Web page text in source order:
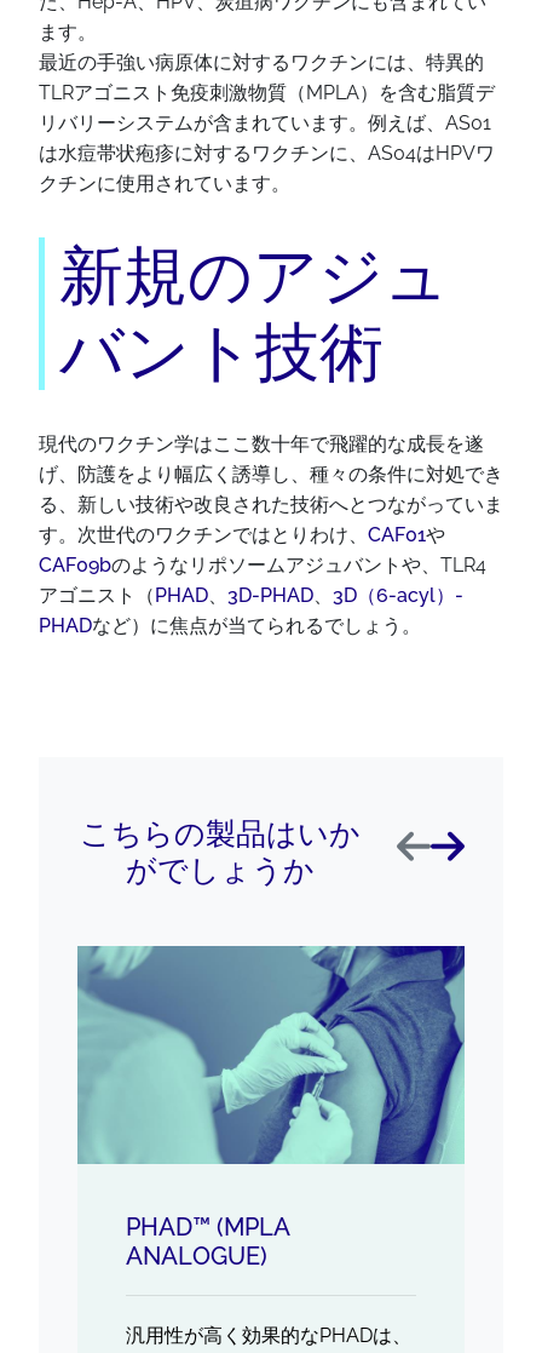
ます。
最近の手強い病原体に対するワクチンには、特異的
TLRアゴニスト免疫刺激物質（MPLA）を含む脂質デ
リバリーシステムが含まれています。例えば、AS01
は水痘帯状疱疹に対するワクチンに、AS04はHPVワ
クチンに使用されています。
新規のアジュ
バント技術
現代のワクチン学はここ数十年で飛躍的な成長を遂
げ、防護をより幅広く誘導し、種々の条件に対処でき
る、新しい技術や改良された技術へとつながっていま
す。次世代のワクチンではとりわけ、 CAF01や
CAF09bのようなリポソームアジュバントや、TLR4
アゴニスト（PHAD、 3D-PHAD、 3D（6-acyl）-
PHADなど）に焦点が当てられるでしょう。
こちらの製品はいか
がでしょうか
前へ次へ
PHAD™ (MPLA
ANALOGUE)
汎用性が高く効果的なPHADは、